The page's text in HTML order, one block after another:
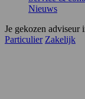
Nieuws
Je gekozen adviseur
Particulier Zakelijk